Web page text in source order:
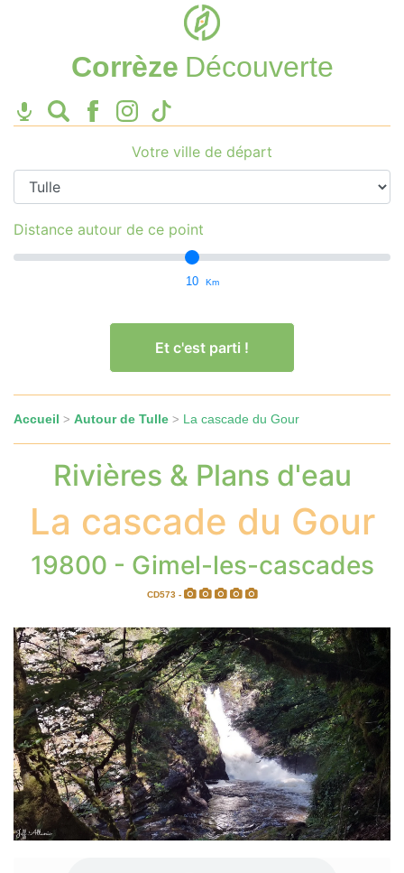
Corrèze Découverte
Votre ville de départ
Distance autour de ce point
10 Km
Et c'est parti !
Accueil > Autour de Tulle > La cascade du Gour
Rivières & Plans d'eau
La cascade du Gour
19800 - Gimel-les-cascades
CD573 -